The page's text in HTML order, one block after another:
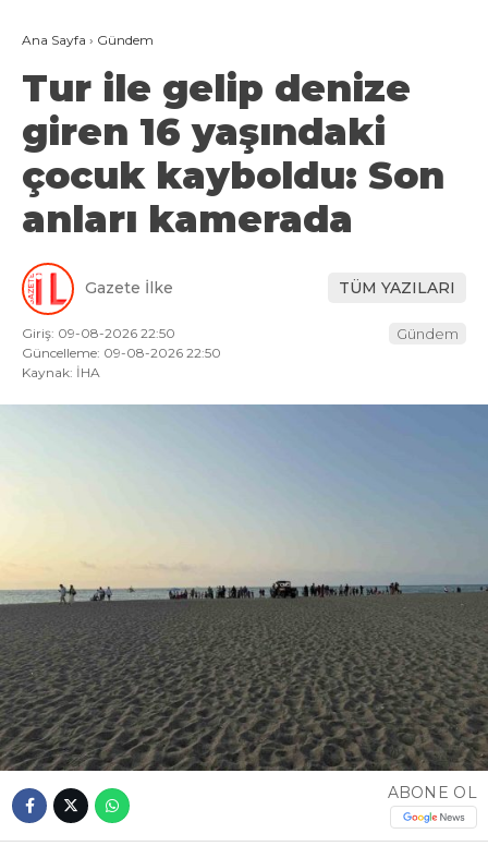
Ana Sayfa › Gündem
Tur ile gelip denize
giren 16 yaşındaki
çocuk kayboldu: Son
anları kamerada
Gazete İlke TÜM YAZILARI
Giriş: 09-08-2026 22:50
Güncelleme: 09-08-2026 22:50
Kaynak: İHA
Gündem
ABONE OL